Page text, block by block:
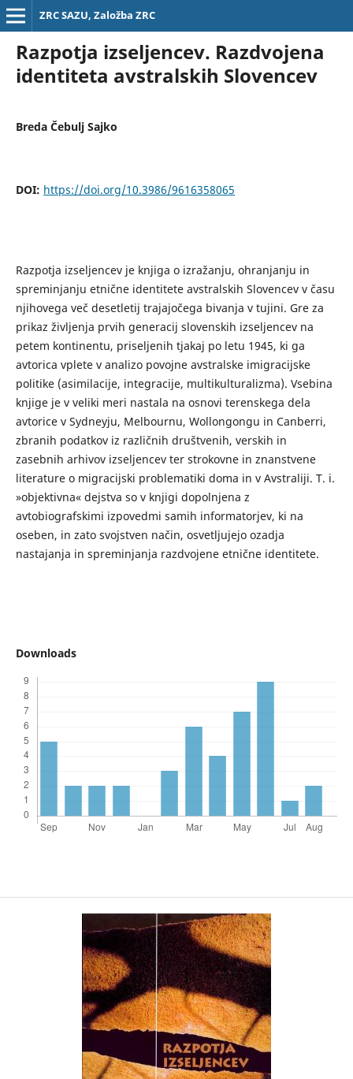
ZRC SAZU, Založba ZRC
Razpotja izseljencev. Razdvojena
identiteta avstralskih Slovencev
Breda Čebulj Sajko
DOI: https://doi.org/10.3986/9616358065
Razpotja izseljencev je knjiga o izražanju, ohranjanju in
spreminjanju etnične identitete avstralskih Slovencev v času
njihovega več desetletij trajajočega bivanja v tujini. Gre za
prikaz življenja prvih generacij slovenskih izseljencev na
petem kontinentu, priseljenih tjakaj po letu 1945, ki ga
avtorica vplete v analizo povojne avstralske imigracijske
politike (asimilacije, integracije, multikulturalizma). Vsebina
knjige je v veliki meri nastala na osnovi terenskega dela
avtorice v Sydneyju, Melbournu, Wollongongu in Canberri,
zbranih podatkov iz različnih društvenih, verskih in
zasebnih arhivov izseljencev ter strokovne in znanstvene
literature o migracijski problematiki doma in v Avstraliji. T. i.
»objektivna« dejstva so v knjigi dopolnjena z
avtobiografskimi izpovedmi samih informatorjev, ki na
oseben, in zato svojstven način, osvetljujejo ozadja
nastajanja in spreminjanja razdvojene etnične identitete.
Downloads